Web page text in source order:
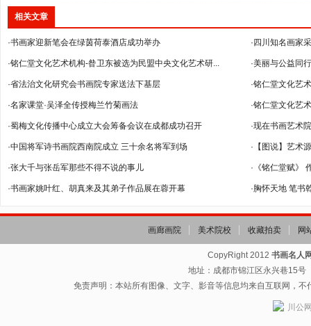
相关文章
·书画家迎新笔会在绿茵荷泰酒店成功举办 ·四川知名画家
·铭仁堂文化艺术机构-昝卫东被选为民盟中央文化艺术研... ·美丽与公益同
·省法治文化研究会书画院专家送法下基层 ·铭仁堂文化艺
·名家课堂·吴泽全传授梅兰竹菊画法 ·铭仁堂文化艺
·蜀梅文化传播中心成立大会筹备会议在成都成功召开 ·现在书画艺术
·中国将军诗书画院西南院成立 三十余名将军到场 ·【图说】艺术
·张大千与张岳军那些不得不说的事儿 ·《铭仁堂赋》
·书画家姚叶红、胡真来及其弟子作品展在蓉开幕 ·胸怀天地 笔
画廊画院 美术院校 收藏拍卖 网
CopyRight 2012 书画名人
地址：成都市锦江区永兴巷15
免责声明：本站所有图像、文字、影音等信息均来自互联网，
川公